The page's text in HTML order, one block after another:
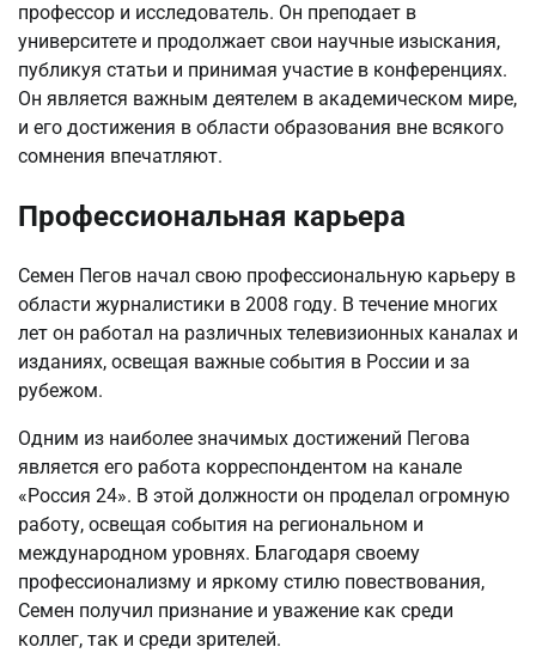
профессор и исследователь. Он преподает в
университете и продолжает свои научные изыскания,
публикуя статьи и принимая участие в конференциях.
Он является важным деятелем в академическом мире,
и его достижения в области образования вне всякого
сомнения впечатляют.
Профессиональная карьера
Семен Пегов начал свою профессиональную карьеру в
области журналистики в 2008 году. В течение многих
лет он работал на различных телевизионных каналах и
изданиях, освещая важные события в России и за
рубежом.
Одним из наиболее значимых достижений Пегова
является его работа корреспондентом на канале
«Россия 24». В этой должности он проделал огромную
работу, освещая события на региональном и
международном уровнях. Благодаря своему
профессионализму и яркому стилю повествования,
Семен получил признание и уважение как среди
коллег, так и среди зрителей.